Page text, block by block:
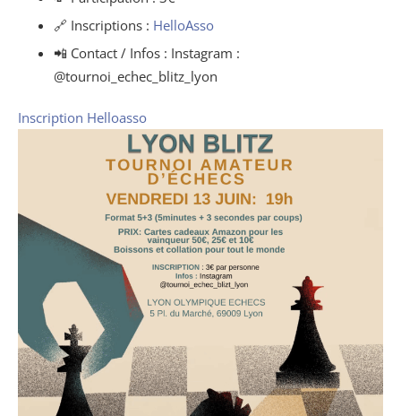
🔗 Inscriptions : HelloAsso
📲 Contact / Infos : Instagram :
@tournoi_echec_blitz_lyon
Inscription Helloasso